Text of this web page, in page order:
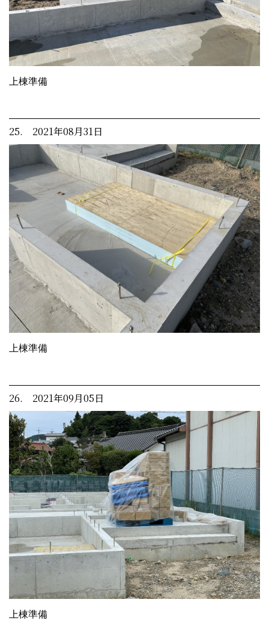
上棟準備
25. 2021年08月31日
上棟準備
26. 2021年09月05日
上棟準備